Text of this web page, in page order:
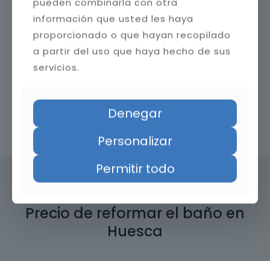
Precio de reformar el baño en
Huesca
información que usted les haya
proporcionado o que hayan recopilado
a partir del uso que haya hecho de sus
servicios.
Denegar
Personalizar
Permitir todo